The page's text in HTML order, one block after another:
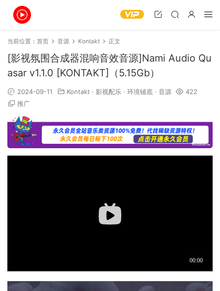
当前位置： 首页 音源 Kontakt 正文
[影视氛围合成器混响音效音源]Nami Audio Qu
asar v1.1.0 [KONTAKT]（5.15Gb）
2024-09-11 Kontakt · 影视配乐 · 环境铺底 · 音源
422
推广